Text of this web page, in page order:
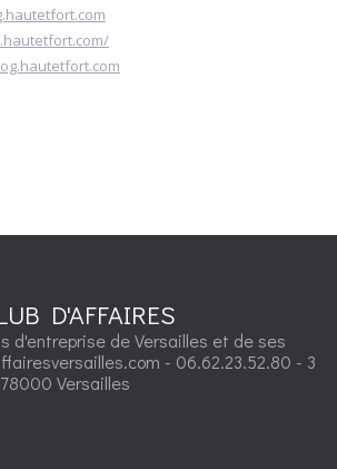
D'AFFAIRES
d'entreprise de Versailles et de ses
- 06.62.23.52.80 - 3
Versailles